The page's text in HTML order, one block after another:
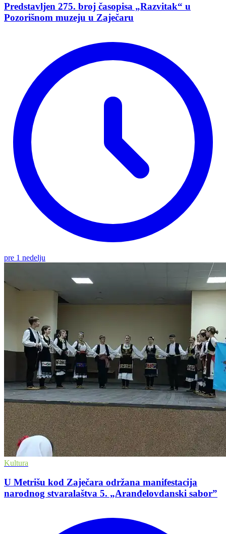
Predstavljen 275. broj časopisa „Razvitak“ u
Pozorišnom muzeju u Zaječaru
pre 1 nedelju
Kultura
U Metrišu kod Zaječara održana manifestacija
narodnog stvaralaštva 5. „Aranđelovdanski saborˮ